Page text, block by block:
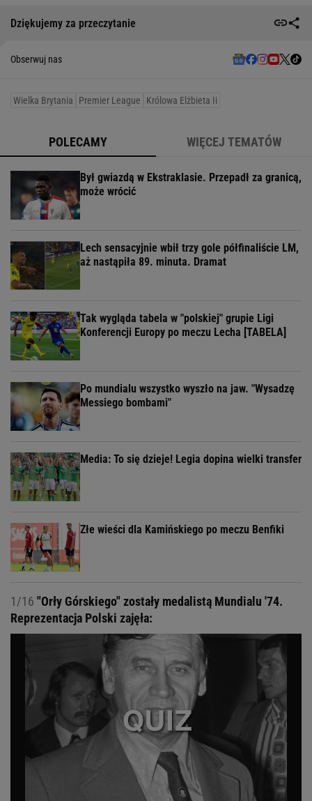
Dziękujemy za przeczytanie
Obserwuj nas
Wielka Brytania Premier League Królowa Elżbieta Ii
POLECAMY WIĘCEJ TEMATÓW
Był gwiazdą w Ekstraklasie. Przepadł za granicą,
może wrócić
Lech sensacyjnie wbił trzy gole półfinaliście LM,
aż nastąpiła 89. minuta. Dramat
Tak wygląda tabela w "polskiej" grupie Ligi
Konferencji Europy po meczu Lecha [TABELA]
Po mundialu wszystko wyszło na jaw. "Wysadzę
Messiego bombami"
Media: To się dzieje! Legia dopina wielki transfer
Złe wieści dla Kamińskiego po meczu Benfiki
1/16 "Orły Górskiego" zostały medalistą Mundialu '74.
Reprezentacja Polski zajęła: